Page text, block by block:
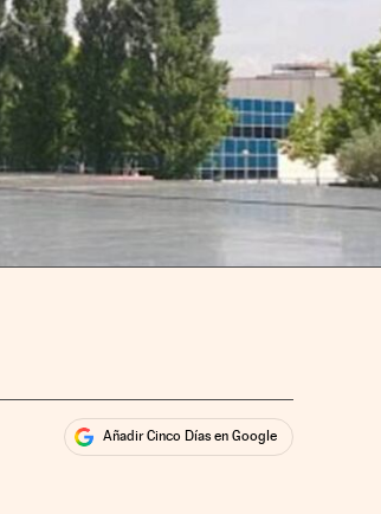
Añadir Cinco Días en Google